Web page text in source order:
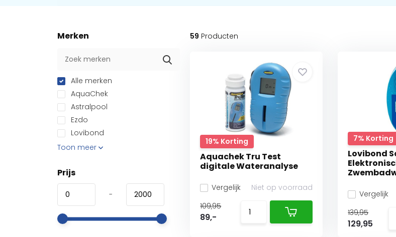
Merken
Alle merken
AquaChek
Astralpool
Ezdo
Lovibond
Toon meer
Prijs
-
59 Producten
19% Korting
Aquachek Tru Test
digitale Wateranalyse
Vergelijk
Niet op voorraad
109,95
89,-
7% Korting
Lovibond
Vergelijk
139,95
129,95